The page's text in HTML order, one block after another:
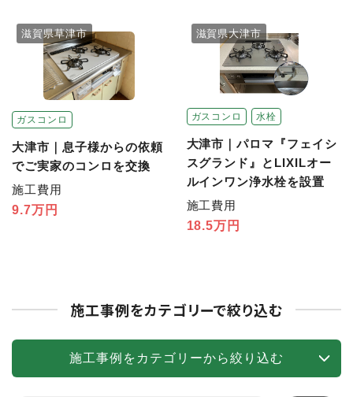
ガスコンロ
滋賀県草津市
大津市｜息子様からの依頼
でご実家のコンロを交換
施工費用
9.7万円
ガスコンロ 水栓
滋賀県大津市
大津市｜パロマ『フェイシ
スグランド』とLIXILオー
ルインワン浄水栓を設置
施工費用
18.5万円
施工事例をカテゴリーで絞り込む
施工事例をカテゴリーから絞り込む